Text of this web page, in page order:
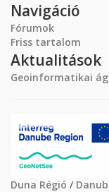
Navigáció
Fórumok
Friss tartalom
Aktualitások
Geoinformatikai
Duna Régió /